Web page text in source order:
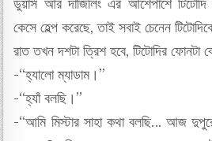
ডুয়ার্স আর দার্জিলিং এর আশেপাশে
কেসে হেল্প করেছে, তাই সবাই চেনেন
রাত তখন দশটা ত্রিশ হবে, টিটোদির ফোনটা
-“হ্যালো ম্যাডাম।”
-“হ্যাঁ বলছি।”
-“আমি মিস্টার সাহা কথা বলছি… আজ